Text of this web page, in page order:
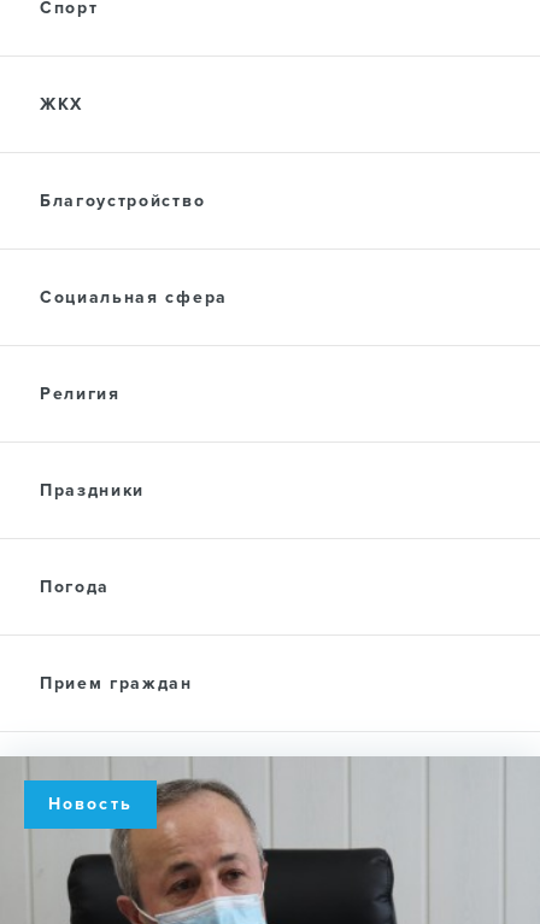
Спорт
ЖКХ
Благоустройство
Социальная сфера
Религия
Праздники
Погода
Прием граждан
Новость